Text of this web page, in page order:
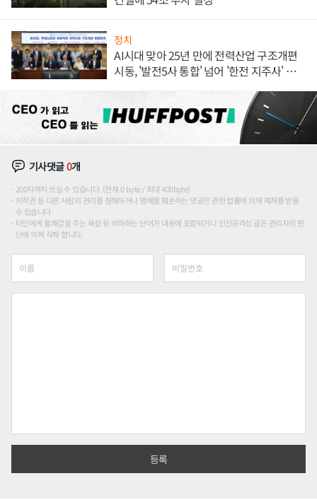
정치
AI시대 맞아 25년 만에 전력산업 구조개편
시동, '발전5사 통합' 넘어 '한전 지주사' 재편
기사댓글0개
200자까지 쓰실 수 있습니다. (현재 0 byte / 최대 400byte)
저작권 등 다른 사람의 권리를 침해하거나 명예를 훼손하는 댓글은 관련 법률에 의해 제재를 받을
수 있습니다.
타인에게 불쾌감을 주는 욕설 등 비하하는 단어가 내용에 포함되거나 인신공격성 글은 관리자의 판
단에 의해 삭제 합니다.